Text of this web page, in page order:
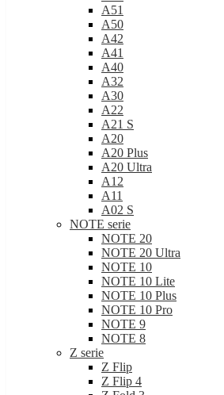
A51
A50
A42
A41
A40
A32
A30
A22
A21 S
A20
A20 Plus
A20 Ultra
A12
A11
A02 S
NOTE serie
NOTE 20
NOTE 20 Ultra
NOTE 10
NOTE 10 Lite
NOTE 10 Plus
NOTE 10 Pro
NOTE 9
NOTE 8
Z serie
Z Flip
Z Flip 4